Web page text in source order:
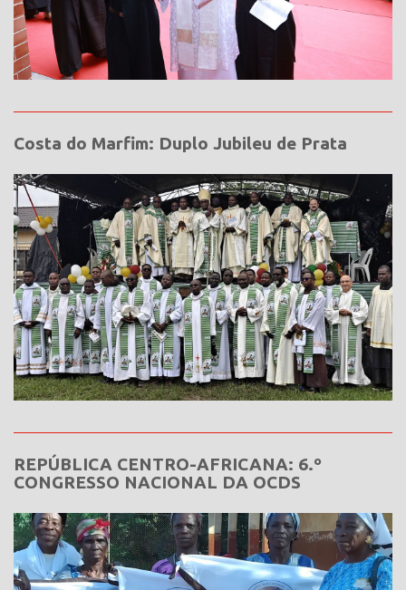
Costa do Marfim: Duplo Jubileu de Prata
REPÚBLICA CENTRO-AFRICANA: 6.º
CONGRESSO NACIONAL DA OCDS